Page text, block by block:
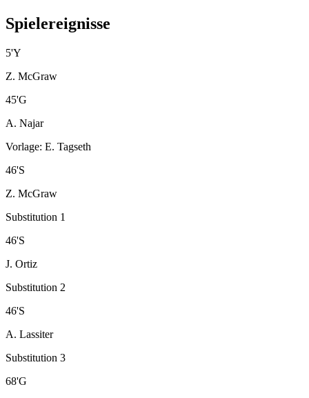
Spielereignisse
5'Y
Z. McGraw
45'G
A. Najar
Vorlage: E. Tagseth
46'S
Z. McGraw
Substitution 1
46'S
J. Ortiz
Substitution 2
46'S
A. Lassiter
Substitution 3
68'G